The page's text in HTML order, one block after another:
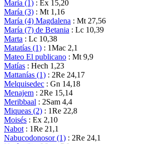
María (1) : Ex 15,20
María (3) : Mt 1,16
María (4) Magdalena : Mt 27,56
María (7) de Betania : Lc 10,39
Marta : Lc 10,38
Matatías (1) : 1Mac 2,1
Mateo El publicano : Mt 9,9
Matías : Hech 1,23
Mattanías (1) : 2Re 24,17
Melquisedec : Gn 14,18
Menajem : 2Re 15,14
Meribbaal : 2Sam 4,4
Miqueas (2) : 1Re 22,8
Moisés : Ex 2,10
Nabot : 1Re 21,1
Nabucodonosor (1) : 2Re 24,1